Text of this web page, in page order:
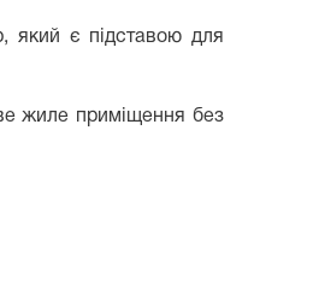
який є підставою для
жиле приміщення без